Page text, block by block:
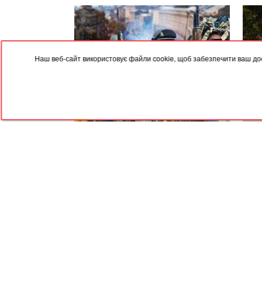
Наш веб-сайт використовує файли cookie, щоб забезпечити ваш